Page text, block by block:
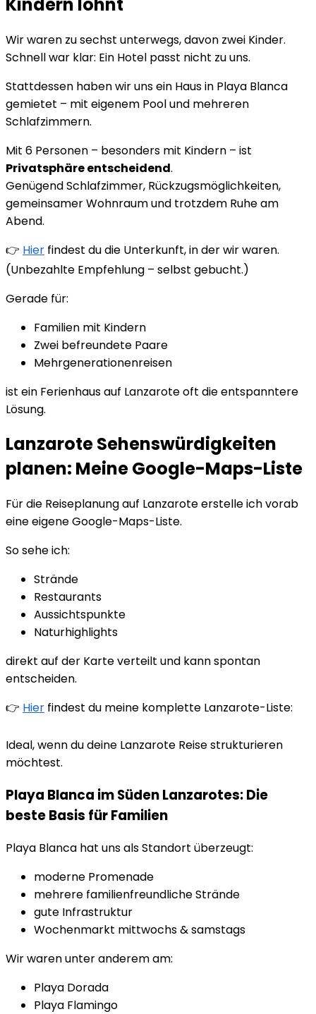
Wir waren zu sechst unterwegs, davon zwei Kinder.
Schnell war klar: Ein Hotel passt nicht zu uns.
Stattdessen haben wir uns ein Haus in Playa Blanca
gemietet – mit eigenem Pool und mehreren
Schlafzimmern.
Mit 6 Personen – besonders mit Kindern – ist
Privatsphäre entscheidend.
Genügend Schlafzimmer, Rückzugsmöglichkeiten,
gemeinsamer Wohnraum und trotzdem Ruhe am
Abend.
👉 Hier findest du die Unterkunft, in der wir waren.
(Unbezahlte Empfehlung – selbst gebucht.)
Gerade für:
Familien mit Kindern
Zwei befreundete Paare
Mehrgenerationenreisen
ist ein Ferienhaus auf Lanzarote oft die entspanntere
Lösung.
Lanzarote Sehenswürdigkeiten
planen: Meine Google-Maps-Liste
Für die Reiseplanung auf Lanzarote erstelle ich vorab
eine eigene Google-Maps-Liste.
So sehe ich:
Strände
Restaurants
Aussichtspunkte
Naturhighlights
direkt auf der Karte verteilt und kann spontan
entscheiden.
👉 Hier findest du meine komplette Lanzarote-Liste:
Ideal, wenn du deine Lanzarote Reise strukturieren
möchtest.
Playa Blanca im Süden Lanzarotes: Die
beste Basis für Familien
Playa Blanca hat uns als Standort überzeugt:
moderne Promenade
mehrere familienfreundliche Strände
gute Infrastruktur
Wochenmarkt mittwochs & samstags
Wir waren unter anderem am:
Playa Dorada
Playa Flamingo